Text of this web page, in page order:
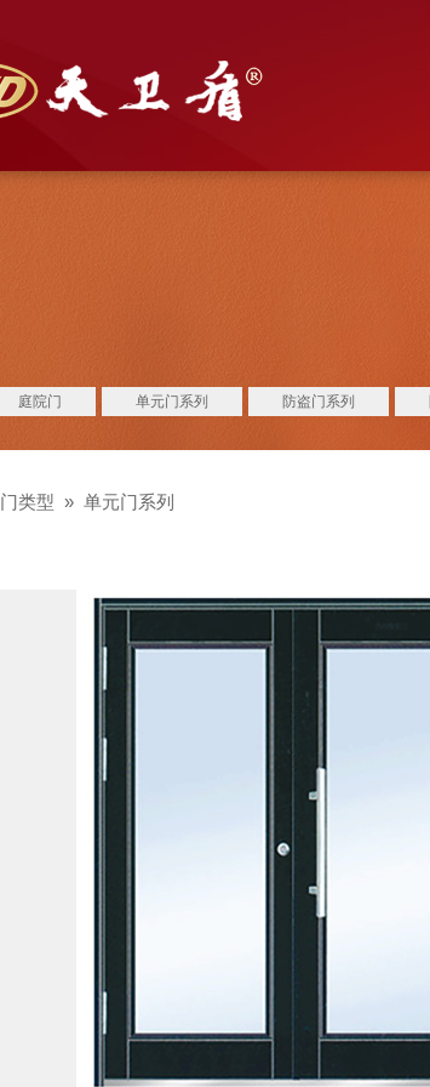
庭院门 单元门系列 防盗门系列
门类型 » 单元门系列